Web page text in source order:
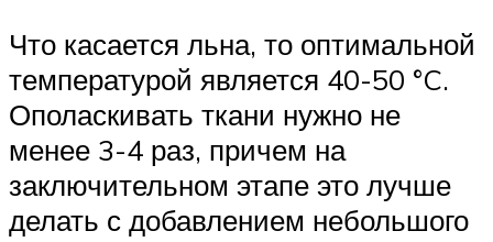
Что касается льна, то оптимальной
температурой является 40-50 °C.
Ополаскивать ткани нужно не
менее 3-4 раз, причем на
заключительном этапе это лучше
делать с добавлением небольшого